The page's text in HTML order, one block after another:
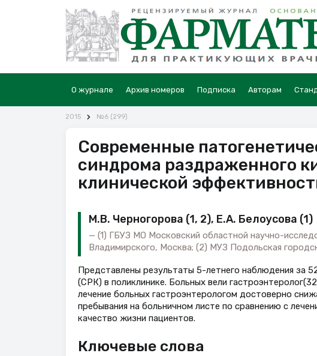
О журнале Архив номеров Подписка Авторам
2015 №6 (299)
Современные
синдрома раздраженного
клинической
М.В. Черногорова (1, 2), Е.А. Белоусова (1)
(1) ГБУЗ МО Московский областной научно-
Владимирского, Москва; (2) МУЗ Подольская
Представлены результаты 5-летнего наблюдения за
(СРК) в поликлинике. Больных вели
лечение больных гастроэнтерологом достоверно
пребывания на больничном листе по сравнению с
качество жизни пациентов.
Ключевые слова